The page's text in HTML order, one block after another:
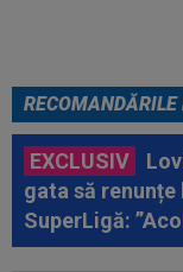
RECOMANDĂRILE
EXCLUSIV
gata să renunțe
SuperLigă: